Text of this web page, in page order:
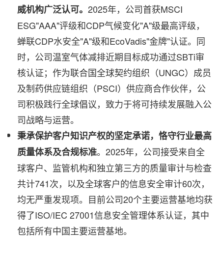
威机构广泛认可。 2025年，公司首获MSCI
ESG"AAA"评级和CDP气候变化"A"级最高评级，
蝉联CDP水安全"A"级和EcoVadis"金牌"认证。同
时，公司温室气体减排近期目标成功通过SBTi审
核认证；作为联合国全球契约组织（UNGC）成员
及制药供应链组织（PSCI）供应商合作伙伴，公
司积极践行全球倡议，致力于将可持续发展融入公
司战略与运营。
秉承保护客户知识产权的坚定承诺，恪守行业最高
质量体系及合规标准。2025年，公司接受来自全
球客户、监管机构和独立第三方的质量审计与检查
共计741次，以及全球客户的信息安全审计60次，
均无严重发现项。目前公司20个主要运营基地均获
得了ISO/IEC 27001信息安全管理体系认证，其中
包括所有中国主要运营基地。